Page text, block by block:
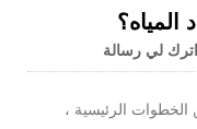
المياه؟
اترك لي رسالة
الرئيسية ،